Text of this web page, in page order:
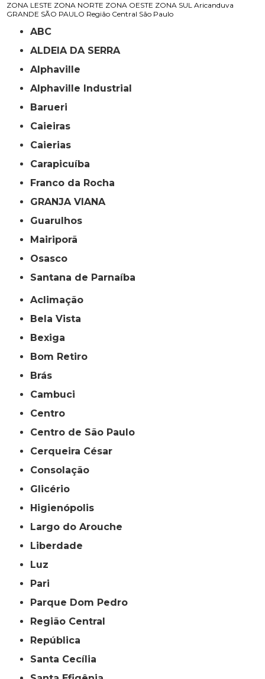
ZONA LESTE ZONA NORTE ZONA OESTE ZONA SUL Aricanduva
GRANDE SÃO PAULO Região Central São Paulo
ABC
ALDEIA DA SERRA
Alphaville
Alphaville Industrial
Barueri
Caieiras
Caierias
Carapicuíba
Franco da Rocha
GRANJA VIANA
Guarulhos
Mairiporã
Osasco
Santana de Parnaíba
Aclimação
Bela Vista
Bexiga
Bom Retiro
Brás
Cambuci
Centro
Centro de São Paulo
Cerqueira César
Consolação
Glicério
Higienópolis
Largo do Arouche
Liberdade
Luz
Pari
Parque Dom Pedro
Região Central
República
Santa Cecília